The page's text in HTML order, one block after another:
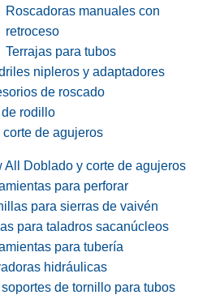
Roscadoras manuales con
retroceso
Terrajas para tubos
nipleros y adaptadores
de roscado
rodillo
corte de agujeros
All Doblado y corte de agujeros
para perforar
para sierras de vaivén
para taladros sacanúcleos
para tubería
hidráulicas
de tornillo para tubos